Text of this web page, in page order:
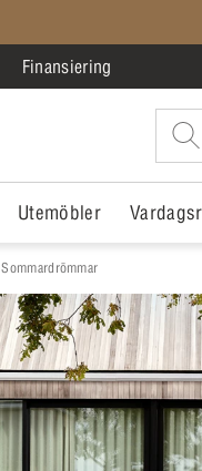
Finansiering
Utemöbler
Sommardrömmar